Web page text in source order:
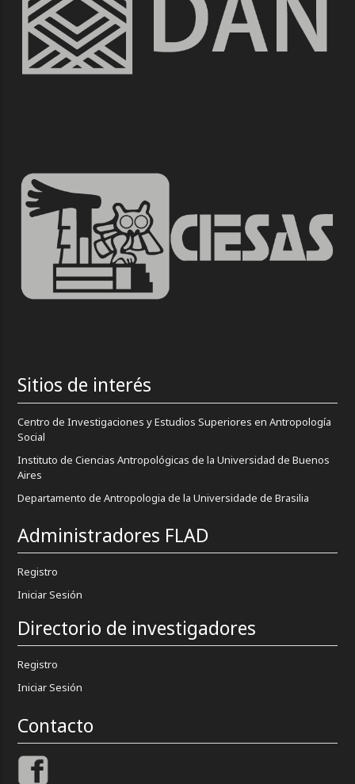
Sitios de interés
Centro de Investigaciones y Estudios Superiores en Antropología
Social
Instituto de Ciencias Antropológicas de la Universidad de Buenos
Aires
Departamento de Antropologia de la Universidade de Brasilia
Administradores FLAD
Registro
Iniciar Sesión
Directorio de investigadores
Registro
Iniciar Sesión
Contacto